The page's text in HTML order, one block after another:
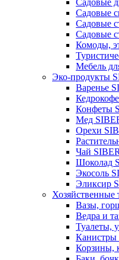
Садовые
Садовые
Садовые
Садовые
Комоды,
Мебель
Эко-продукты
Варенье
Конфеты
Мед
Орехи
Чай
Шоколад
Экосоль
Эликсир
Хозяйственные
Вазы,
Ведра и
Туалеты,
Канистры
Корзины,